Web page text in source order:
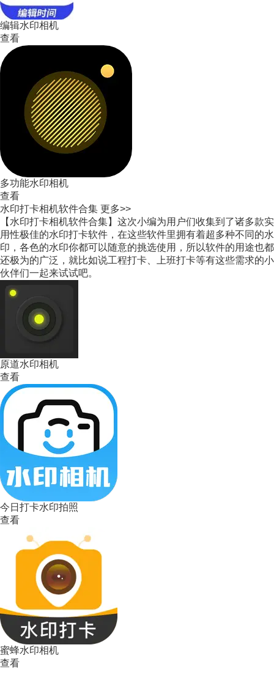
编辑水印相机
查看
多功能水印相机
查看
水印打卡相机软件合集 更多>>
【水印打卡相机软件合集】这次小编为用户们收集到了诸多款实
用性极佳的水印打卡软件，在这些软件里拥有着超多种不同的水
印，各色的水印你都可以随意的挑选使用，所以软件的用途也都
还极为的广泛，就比如说工程打卡、上班打卡等有这些需求的小
伙伴们一起来试试吧。
原道水印相机
查看
今日打卡水印拍照
查看
蜜蜂水印相机
查看